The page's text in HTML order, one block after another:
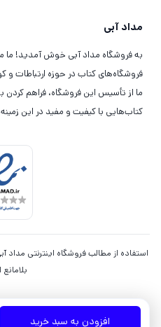
افزودن به سبد خرید
مداد آبی
به فروشگاه مداد آبی خوش آمدید! ما
فروشگاه‌های کتاب در حوزه ارتباطات
ما از تأسیس این فروشگاه، فراهم
کتاب‌هایی با کیفیت و مفید در این
استفاده از مطالب فروشگاه اینترنتی مداد